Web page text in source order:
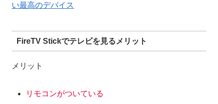
い最高のデバイス
FireTV Stickでテレビを見るメリット
メリット
リモコンがついている